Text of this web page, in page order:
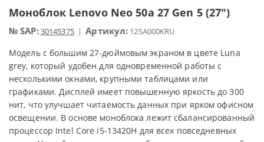
Моноблок Lenovo Neo 50a 27 Gen 5 (27")
№ SAP:30145375|Артикул: 12SA000KRU
Модель с большим 27-дюймовым экраном в цвете Luna
grey, который удобен для одновременной работы с
несколькими окнами, крупными таблицами или
графиками. Дисплей имеет повышенную яркость до 300
нит, что улучшает читаемость данных при ярком офисном
освещении. В основе моноблока лежит сбалансированный
процессор Intel Core i5-13420H для всех повседневных